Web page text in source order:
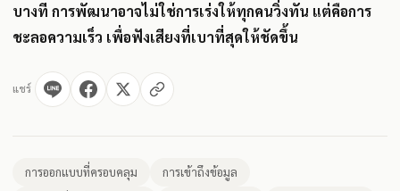
บางที การพัฒนาอาจไม่ใช่การเร่งให้ทุกคนวิ่งทัน แต่คือการ
ชะลอความเร็ว เพื่อฟังเสียงที่เบาที่สุดให้ชัดขึ้น
แชร์
การออกแบบที่ครอบคลุม
การเข้าถึงข้อมูล